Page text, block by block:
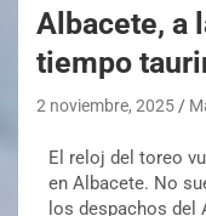
Albacete, a
tiempo
2 noviembre, 2025
El reloj del toreo
en Albacete. No
los despachos del